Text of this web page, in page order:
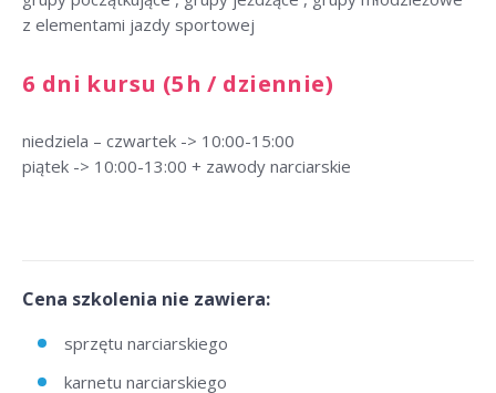
z elementami jazdy sportowej
6 dni kursu (5h / dziennie)
niedziela – czwartek -> 10:00-15:00
piątek -> 10:00-13:00 + zawody narciarskie
Cena szkolenia nie zawiera:
sprzętu narciarskiego
karnetu narciarskiego